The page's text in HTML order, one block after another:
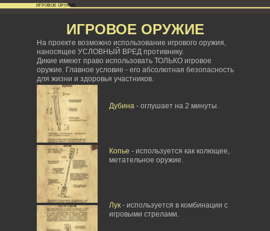
ИГРОВОЕ ОРУЖИЕ
На проекте возможно использование игрового оружия,
наносящее УСЛОВНЫЙ ВРЕД противнику.
Дикие имеют право использовать ТОЛЬКО игровое
оружие. Главное условие - его абсолютная безопасность
для жизни и здоровья участников.
Дубина- оглушает на 2 минуты.
Копье - используется как колющее,
метательное оружие.
Лук- используется в комбинации с
игровыми стрелами.
ИГРОВОЕ ОРУЖИЕ